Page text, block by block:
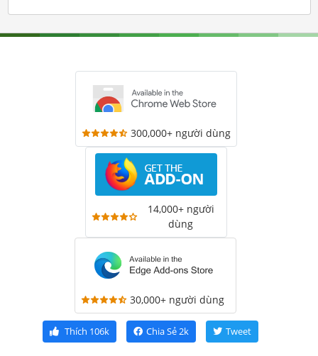
300,000+ người dùng
14,000+ người
dùng
30,000+ người dùng
Thích 106k Chia Sẻ2k Tweet